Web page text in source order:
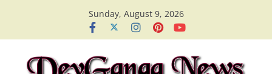
content
Sunday, August 9, 2026